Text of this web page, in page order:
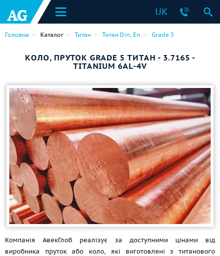
UK
Головна Каталог Титан Титан Din, En Grade 5
КОЛО, ПРУТОК GRADE 5 ТИТАН - 3.7165 -
TITANIUM 6AL-4V
Компанія АвекГлоб реалізує за доступними цінами від
виробника пруток або коло, які виготовлені з титанового